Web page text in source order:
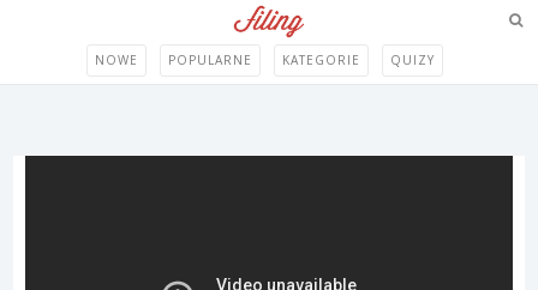
NOWE POPULARNE KATEGORIE QUIZY